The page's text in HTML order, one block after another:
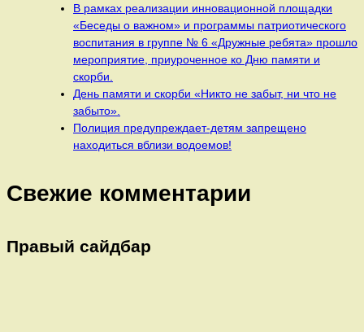
В рамках реализации инновационной площадки
«Беседы о важном» и программы патриотического
воспитания в группе № 6 «Дружные ребята» прошло
мероприятие, приуроченное ко Дню памяти и
скорби.
День памяти и скорби «Никто не забыт, ни что не
забыто».
Полиция предупреждает-детям запрещено
находиться вблизи водоемов!
Свежие комментарии
Правый сайдбар